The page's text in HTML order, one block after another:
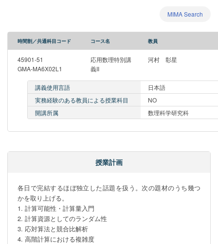
MIMA Search
時間割／共通科目コード コース名 教員
45901-51
GMA-MA6X02L1
応用数理特別講
義II
河村 彰星
講義使用言語
日本語
実務経験のある教員による授業科目
NO
開講所属
数理科学研究科
授業計画
各日で完結するほぼ独立した話題を扱う。次の題材のうち幾つ
かを取り上げる。
1. 計算可能性・計算量入門
2. 計算資源としてのランダム性
3. 応対算法と競合比解析
4. 高階計算における複雑度